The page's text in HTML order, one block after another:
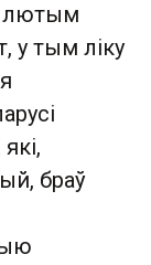
лютым
у тым ліку
браў